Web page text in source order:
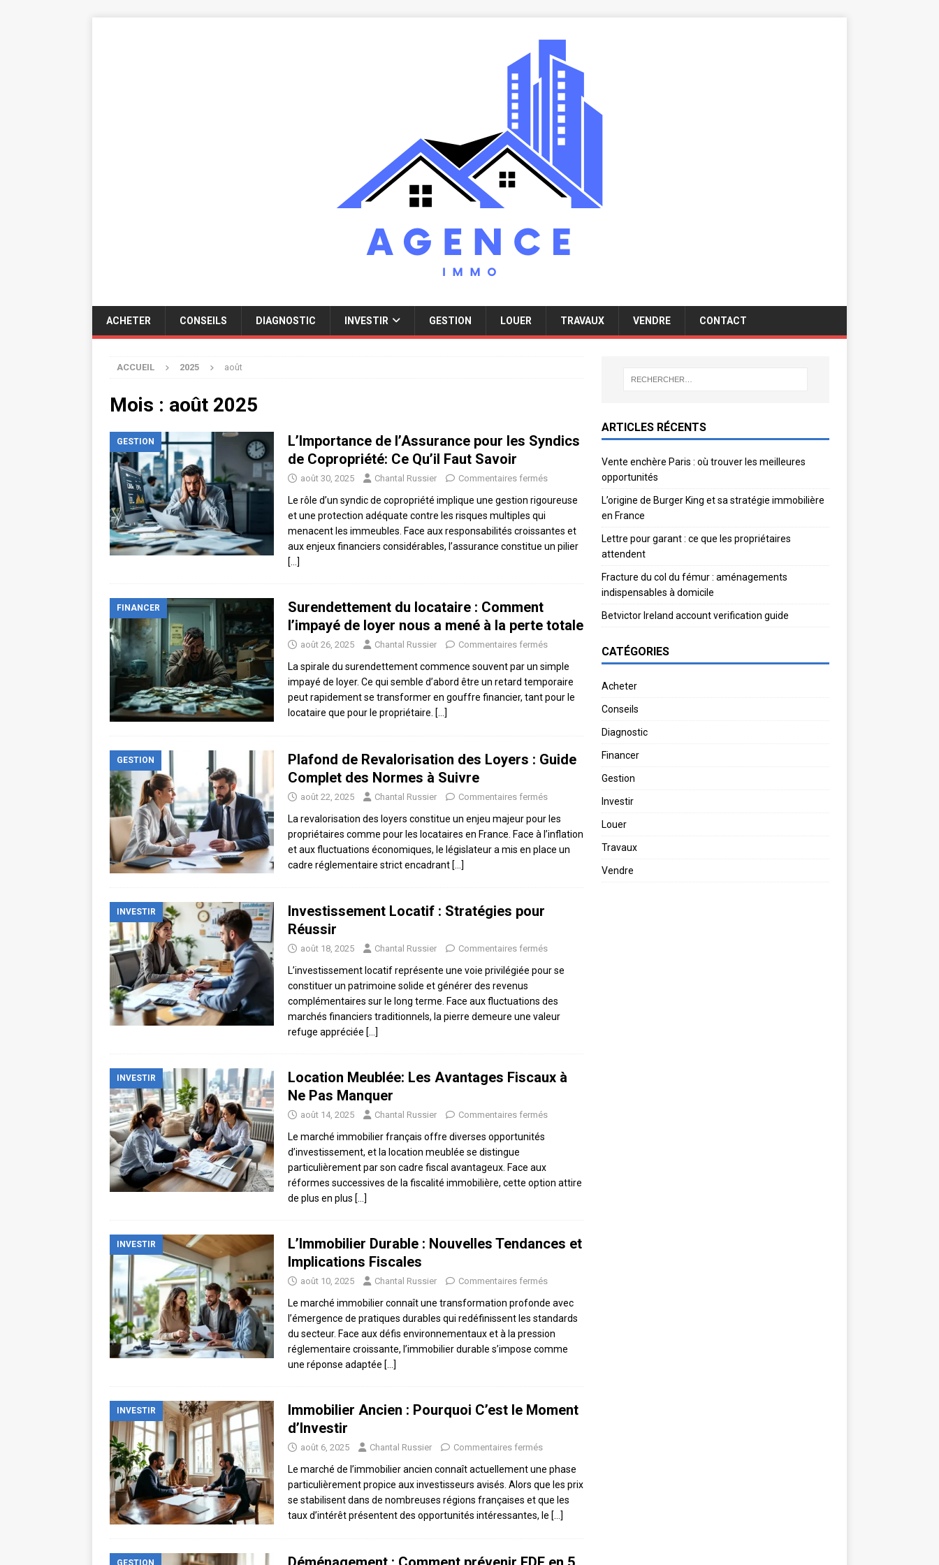
ACHETER CONSEILS DIAGNOSTIC INVESTIR GESTION LOUER TRAVAUX VENDRE CONTACT
ACCUEIL 2025 août
Mois : août 2025
GESTION
L’Importance de l’Assurance pour les Syndics
de Copropriété: Ce Qu’il Faut Savoir
août 30, 2025 Chantal Russier Commentaires fermés
Le rôle d’un syndic de copropriété implique une gestion rigoureuse
et une protection adéquate contre les risques multiples qui
menacent les immeubles. Face aux responsabilités croissantes et
aux enjeux financiers considérables, l’assurance constitue un pilier
[…]
FINANCER
Surendettement du locataire : Comment
l’impayé de loyer nous a mené à la perte totale
août 26, 2025 Chantal Russier Commentaires fermés
La spirale du surendettement commence souvent par un simple
impayé de loyer. Ce qui semble d’abord être un retard temporaire
peut rapidement se transformer en gouffre financier, tant pour le
locataire que pour le propriétaire. […]
GESTION
Plafond de Revalorisation des Loyers : Guide
Complet des Normes à Suivre
août 22, 2025 Chantal Russier Commentaires fermés
La revalorisation des loyers constitue un enjeu majeur pour les
propriétaires comme pour les locataires en France. Face à l’inflation
et aux fluctuations économiques, le législateur a mis en place un
cadre réglementaire strict encadrant […]
INVESTIR
Investissement Locatif : Stratégies pour
Réussir
août 18, 2025 Chantal Russier Commentaires fermés
L’investissement locatif représente une voie privilégiée pour se
constituer un patrimoine solide et générer des revenus
complémentaires sur le long terme. Face aux fluctuations des
marchés financiers traditionnels, la pierre demeure une valeur
refuge appréciée […]
INVESTIR
Location Meublée: Les Avantages Fiscaux à
Ne Pas Manquer
août 14, 2025 Chantal Russier Commentaires fermés
Le marché immobilier français offre diverses opportunités
d’investissement, et la location meublée se distingue
particulièrement par son cadre fiscal avantageux. Face aux
réformes successives de la fiscalité immobilière, cette option attire
de plus en plus […]
INVESTIR
L’Immobilier Durable : Nouvelles Tendances et
Implications Fiscales
août 10, 2025 Chantal Russier Commentaires fermés
Le marché immobilier connaît une transformation profonde avec
l’émergence de pratiques durables qui redéfinissent les standards
du secteur. Face aux défis environnementaux et à la pression
réglementaire croissante, l’immobilier durable s’impose comme
une réponse adaptée […]
INVESTIR
Immobilier Ancien : Pourquoi C’est le Moment
d’Investir
août 6, 2025 Chantal Russier Commentaires fermés
Le marché de l’immobilier ancien connaît actuellement une phase
particulièrement propice aux investisseurs avisés. Alors que les prix
se stabilisent dans de nombreuses régions françaises et que les
taux d’intérêt présentent des opportunités intéressantes, le […]
GESTION
ARTICLES RÉCENTS
Vente enchère Paris : où trouver les meilleures
opportunités
L’origine de Burger King et sa stratégie immobilière
en France
Lettre pour garant : ce que les propriétaires
attendent
Fracture du col du fémur : aménagements
indispensables à domicile
Betvictor Ireland account verification guide
CATÉGORIES
Acheter
Conseils
Diagnostic
Financer
Gestion
Investir
Louer
Travaux
Vendre